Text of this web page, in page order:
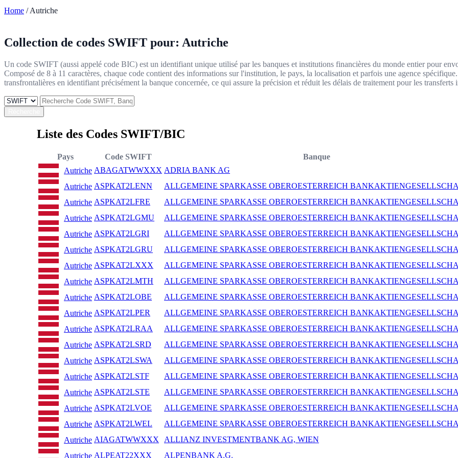
Home / Autriche
Collection de codes SWIFT pour: Autriche
Un code SWIFT (aussi appelé code BIC) est un identifiant unique utilisé par les banques et institutions financières du monde entier pour
Composé de 8 à 11 caractères, chaque code contient des informations sur l'institution, le pays, la localisation et parfois une agence
transfrontalières en identifiant précisément la banque concernée, ce qui assure la précision et réduit les délais de traitement pour les transferts
Liste des Codes SWIFT/BIC
Pays Code SWIFT
Banque
Autriche ABAGATWWXXX ADRIA BANK AG
Autriche ASPKAT2LENN
ALLGEMEINE SPARKASSE OBEROESTERREICH
Autriche ASPKAT2LFRE
ALLGEMEINE SPARKASSE OBEROESTERREICH
Autriche ASPKAT2LGMU
ALLGEMEINE SPARKASSE OBEROESTERREICH
Autriche ASPKAT2LGRI
ALLGEMEINE SPARKASSE OBEROESTERREICH
Autriche ASPKAT2LGRU
ALLGEMEINE SPARKASSE OBEROESTERREICH
Autriche ASPKAT2LXXX
ALLGEMEINE SPARKASSE OBEROESTERREICH
Autriche ASPKAT2LMTH
ALLGEMEINE SPARKASSE OBEROESTERREICH
Autriche ASPKAT2LOBE
ALLGEMEINE SPARKASSE OBEROESTERREICH
Autriche ASPKAT2LPER
ALLGEMEINE SPARKASSE OBEROESTERREICH
Autriche ASPKAT2LRAA
ALLGEMEINE SPARKASSE OBEROESTERREICH
Autriche ASPKAT2LSRD
ALLGEMEINE SPARKASSE OBEROESTERREICH
Autriche ASPKAT2LSWA
ALLGEMEINE SPARKASSE OBEROESTERREICH
Autriche ASPKAT2LSTF
ALLGEMEINE SPARKASSE OBEROESTERREICH
Autriche ASPKAT2LSTE
ALLGEMEINE SPARKASSE OBEROESTERREICH
Autriche ASPKAT2LVOE
ALLGEMEINE SPARKASSE OBEROESTERREICH
Autriche ASPKAT2LWEL
ALLGEMEINE SPARKASSE OBEROESTERREICH
Autriche AIAGATWWXXX ALLIANZ INVESTMENTBANK AG, WIEN
Autriche ALPEAT22XXX
ALPENBANK A.G.